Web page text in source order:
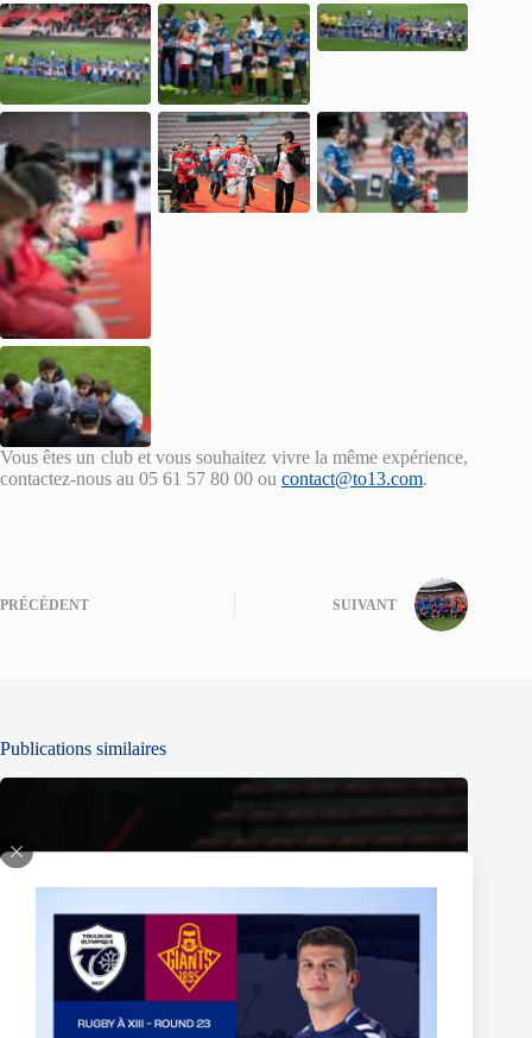
Vous êtes un club et vous souhaitez vivre la même expérience,
contactez-nous au 05 61 57 80 00 ou contact@to13.com.
PRÉCÉDENT SUIVANT
Publications similaires